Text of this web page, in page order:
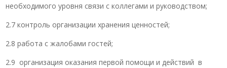
необходимого уровня связи с коллегами и руководством;
2.7 контроль организации хранения ценностей;
2.8 работа с жалобами гостей;
2.9 организация оказания первой помощи и действий в